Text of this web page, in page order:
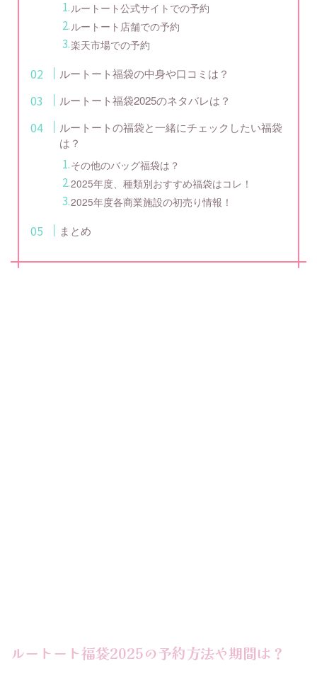
ルートート公式サイトでの予約
ルートート店舗での予約
楽天市場での予約
ルートート福袋の中身や口コミは？
ルートート福袋2025のネタバレは？
ルートートの福袋と一緒にチェックしたい福袋
は？
その他のバッグ福袋は？
2025年度、種類別おすすめ福袋はコレ！
2025年度各商業施設の初売り情報！
まとめ
ルートート福袋2025の予約方法や期間は？